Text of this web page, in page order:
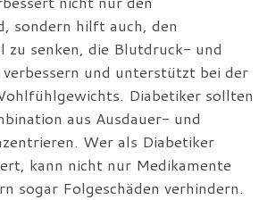
sondern hilft auch, den
zu senken, die Blutdruck- und
und unterstützt bei der
Diabetiker sollten
aus Ausdauer- und
Wer als Diabetiker
kann nicht nur Medikamente
sogar Folgeschäden verhindern.